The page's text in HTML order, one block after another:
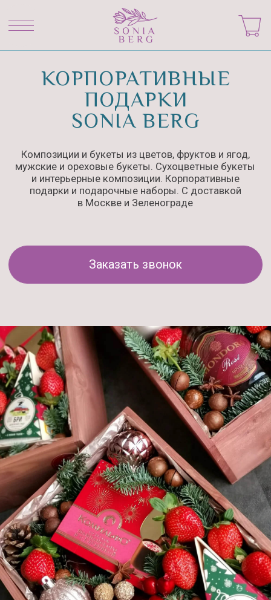
КОРПОРАТИВНЫЕ
ПОДАРКИ
SONIA BERG
Композиции и букеты из цветов, фруктов и ягод,
мужские и ореховые букеты. Сухоцветные букеты
и интерьерные композиции. Корпоративные
Заказать звонок
О КОРПОРАТИВНЫХ
ПОДАРКАХ SONIA BERG
Новинки